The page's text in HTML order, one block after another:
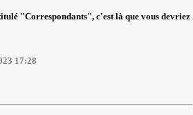
"Correspondants", c'est là que vous devriez
17:28